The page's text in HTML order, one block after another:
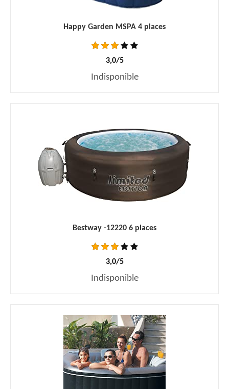
Happy Garden MSPA 4 places
3,0/5
Indisponible
Bestway -12220 6 places
3,0/5
Indisponible